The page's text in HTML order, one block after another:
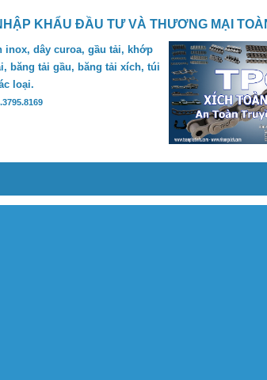
KHẨU ĐẦU TƯ VÀ THƯƠNG MẠI
inox, dây curoa, gầu tải, khớp
băng tải gầu, băng tải xích, túi
loại.